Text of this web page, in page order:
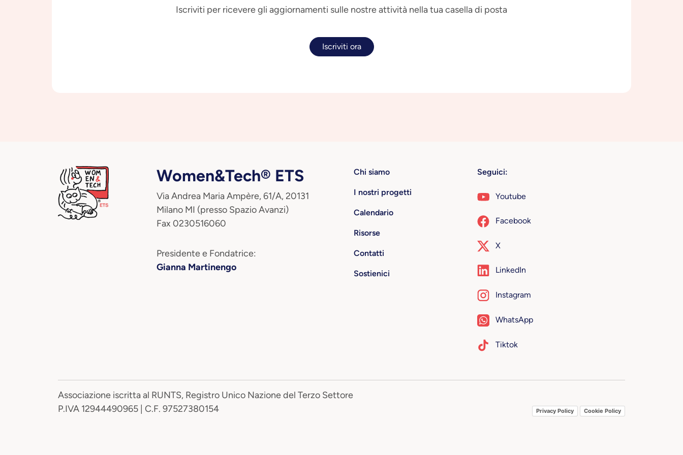
Iscriviti per ricevere gli aggiornamenti sulle nostre attività nella tua casella di posta
Iscriviti ora
Women&Tech® ETS
Via Andrea Maria Ampère, 61/A, 20131
Milano MI (presso Spazio Avanzi)
Fax 0230516060
Presidente e Fondatrice:
Gianna Martinengo
Chi siamo
I nostri progetti
Calendario
Risorse
Contatti
Sostienici
Seguici:
Youtube
Facebook
X
LinkedIn
Instagram
WhatsApp
Tiktok
Associazione iscritta al RUNTS, Registro Unico Nazione del Terzo Settore
P.IVA 12944490965 | C.F. 97527380154
Privacy Policy Cookie Policy